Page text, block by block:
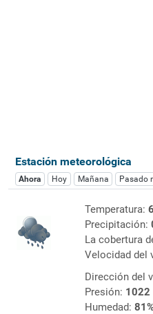
Estación meteorológica
Ahora Hoy Mañana Pasado
Temperatura:
Precipitación:
La cobertura
Velocidad del
Dirección del
Presión: 1022
Humedad: